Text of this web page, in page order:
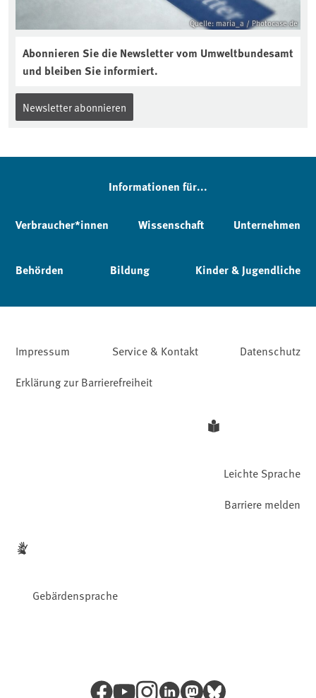
Quelle: maria_a / Photocase.de
Abonnieren Sie die Newsletter vom Umweltbundesamt
und bleiben Sie informiert.
Newsletter abonnieren
Informationen für...
Verbraucher*innen Wissenschaft Unternehmen
Behörden Bildung Kinder & Jugendliche
Impressum Service & Kontakt
Datenschutz
Erklärung zur Barrierefreiheit
Leichte Sprache
Gebärdensprache
Barriere melden